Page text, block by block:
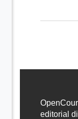
editorial